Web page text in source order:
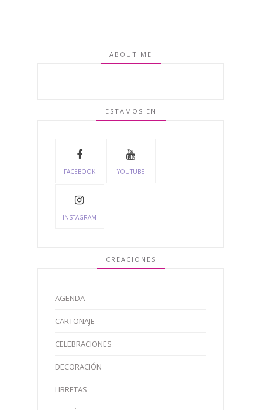
ABOUT ME
ESTAMOS EN
FACEBOOK YOUTUBE
INSTAGRAM
CREACIONES
AGENDA
CARTONAJE
CELEBRACIONES
DECORACIÓN
LIBRETAS